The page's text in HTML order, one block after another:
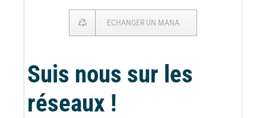
ECHANGER UN MANA
Suis nous sur les
réseaux !